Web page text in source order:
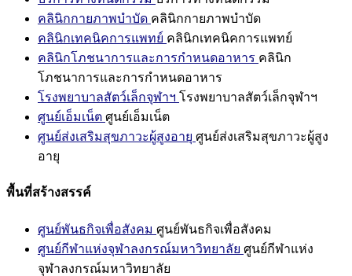
คลินิกกายภาพบำบัด คลินิกกายภาพบำบัด
คลินิกเทคนิคการแพทย์ คลินิกเทคนิคการแพทย์
คลินิกโภชนาการและการกำหนดอาหาร คลินิก
โภชนาการและการกำหนดอาหาร
โรงพยาบาลสัตว์เล็กจุฬาฯ โรงพยาบาลสัตว์เล็กจุฬาฯ
ศูนย์เอ็มเน็ต ศูนย์เอ็มเน็ต
ศูนย์ส่งเสริมสุขภาวะผู้สูงอายุ ศูนย์ส่งเสริมสุขภาวะผู้สูง
อายุ
พื้นที่สร้างสรรค์
ศูนย์พันธกิจเพื่อสังคม ศูนย์พันธกิจเพื่อสังคม
ศูนย์กีฬาแห่งจุฬาลงกรณ์มหาวิทยาลัย ศูนย์กีฬาแห่ง
จุฬาลงกรณ์มหาวิทยาลัย